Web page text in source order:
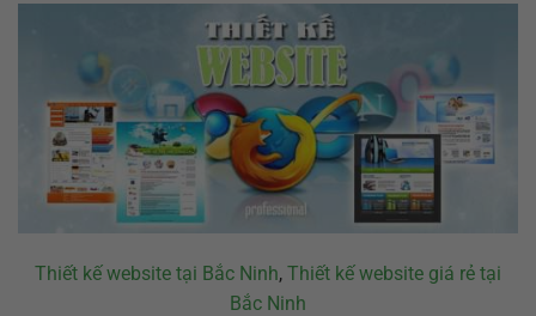
Thiết kế website tại Bắc Ninh, Thiết kế website giá rẻ tại
Bắc Ninh